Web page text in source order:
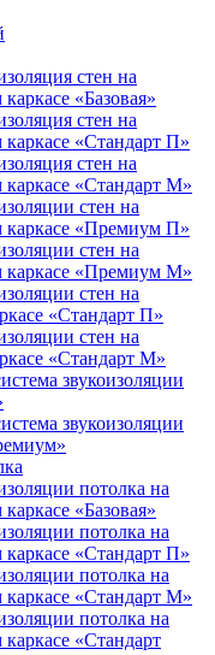
стен на
«Базовая»
стен на
каркасе «Стандарт П»
стен на
каркасе «Стандарт М»
стен на
каркасе «Премиум П»
стен на
каркасе «Премиум М»
стен на
«Стандарт П»
стен на
«Стандарт М»
звукоизоляции
звукоизоляции
потолка на
«Базовая»
потолка на
каркасе «Стандарт П»
потолка на
каркасе «Стандарт М»
потолка на
«Стандарт